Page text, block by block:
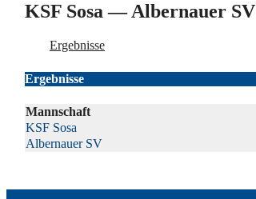
KSF Sosa — Albernauer SV
Ergebnisse
Ergebnisse
Mannschaft
KSF Sosa
Albernauer SV